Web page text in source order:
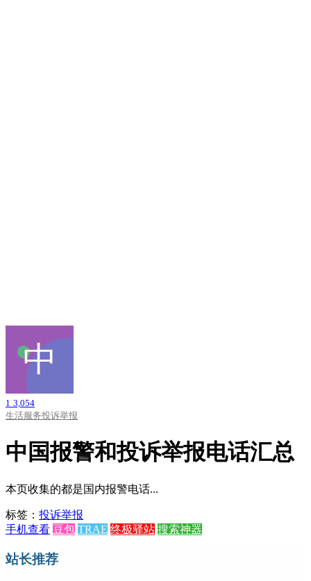
1 3,054
生活服务投诉举报
中国报警和投诉举报电话汇总
本页收集的都是国内报警电话...
标签： 投诉举报
手机查看 豆包 TRAE 终极驿站 搜索神器
站长推荐